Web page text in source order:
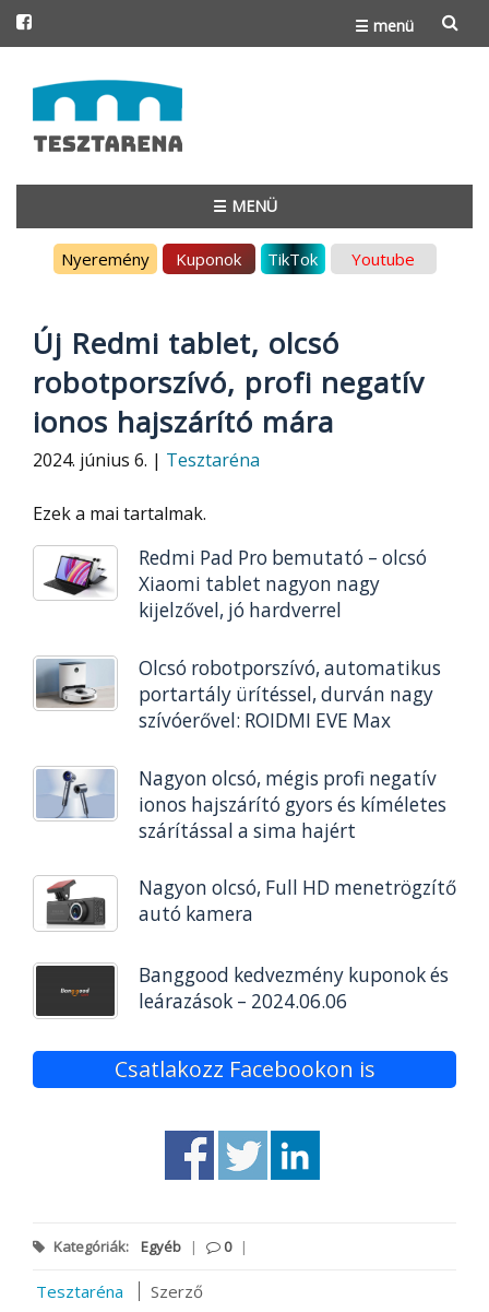
☰ menü
to
content
☰ MENÜ
Nyeremény Kuponok TikTok Youtube
Új Redmi tablet, olcsó
robotporszívó, profi negatív
ionos hajszárító mára
2024. június 6. | Tesztaréna
Ezek a mai tartalmak.
Redmi Pad Pro bemutató – olcsó
Xiaomi tablet nagyon nagy
kijelzővel, jó hardverrel
Olcsó robotporszívó, automatikus
portartály ürítéssel, durván nagy
szívóerővel: ROIDMI EVE Max
Nagyon olcsó, mégis profi negatív
ionos hajszárító gyors és kíméletes
szárítással a sima hajért
Nagyon olcsó, Full HD menetrögzítő
autó kamera
Banggood kedvezmény kuponok és
leárazások – 2024.06.06
Csatlakozz Facebookon is
Kategóriák: Egyéb | 0 |
Tesztaréna
Szerző